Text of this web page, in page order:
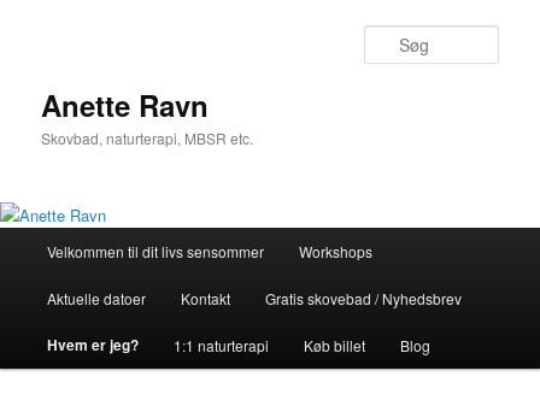
Anette Ravn
Skovbad, naturterapi, MBSR etc.
Fortsæt
til
primært
Velkommen til dit livs sensommer Workshops
Aktuelle datoer Kontakt Gratis skovebad / Nyhedsbrev
Hvem er jeg? 1:1 naturterapi Køb billet Blog